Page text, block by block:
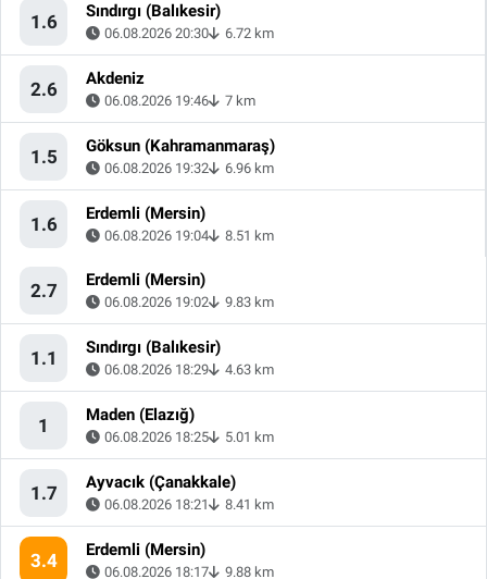
1.6 Sındırgı (Balıkesir)
06.08.2026 20:30 6.72 km
2.6 Akdeniz
06.08.2026 19:46 7 km
1.5 Göksun (Kahramanmaraş)
06.08.2026 19:32 6.96 km
1.6 Erdemli (Mersin)
06.08.2026 19:04 8.51 km
2.7 Erdemli (Mersin)
06.08.2026 19:02 9.83 km
1.1 Sındırgı (Balıkesir)
06.08.2026 18:29 4.63 km
1 Maden (Elazığ)
06.08.2026 18:25 5.01 km
1.7 Ayvacık (Çanakkale)
06.08.2026 18:21 8.41 km
3.4 Erdemli (Mersin)
06.08.2026 18:17 9.88 km